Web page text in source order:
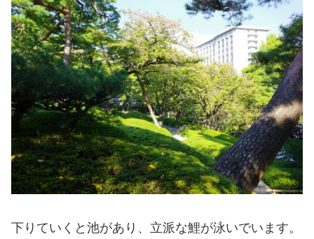
下りていくと池があり、立派な鯉が泳いでいます。